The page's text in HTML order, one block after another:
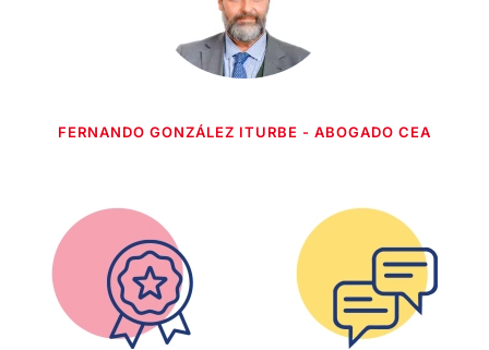
FERNANDO GONZÁLEZ ITURBE - ABOGADO CEA